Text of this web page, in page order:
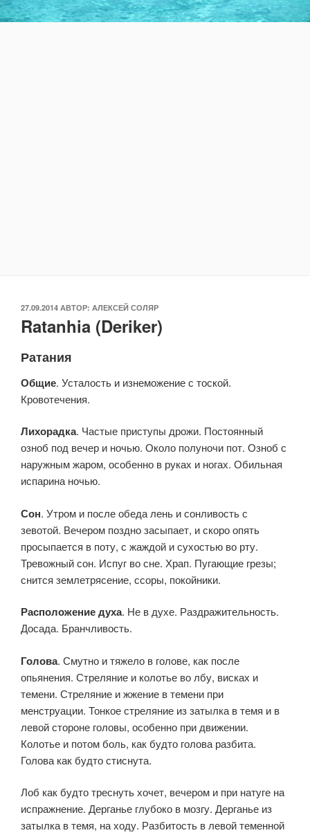
ОПУБЛИКОВАНО
27.09.2014 АВТОР: АЛЕКСЕЙ СОЛЯР
Ratanhia (Deriker)
Ратания
Общие. Усталость и изнеможение с тоской.
Кровотечения.
Лихорадка. Частые приступы дрожи. Постоянный
озноб под вечер и ночью. Около полуночи пот. Озноб с
наружным жаром, особенно в руках и ногах. Обильная
испарина ночью.
Сон. Утром и после обеда лень и сонливость с
зевотой. Вечером поздно засыпает, и скоро опять
просыпается в поту, с жаждой и сухостью во рту.
Тревожный сон. Испуг во сне. Храп. Пугающие грезы;
снится землетрясение, ссоры, покойники.
Расположение духа. Не в духе. Раздражительность.
Досада. Бранчливость.
Голова. Смутно и тяжело в голове, как после
опьянения. Стреляние и колотье во лбу, висках и
темени. Стреляние и жжение в темени при
менструации. Тонкое стреляние из затылка в темя и в
левой стороне головы, особенно при движении.
Колотье и потом боль, как будто голова разбита.
Голова как будто стиснута.
Лоб как будто треснуть хочет, вечером и при натуге на
испражнение. Дерганье глубоко в мозгу. Дерганье из
затылка в темя, на ходу. Разбитость в левой теменной